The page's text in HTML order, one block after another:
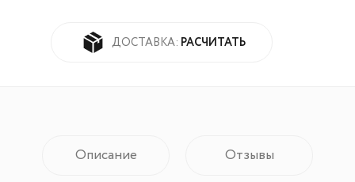
ДОСТАВКА: РАСЧИТАТЬ
Описание Отзывы